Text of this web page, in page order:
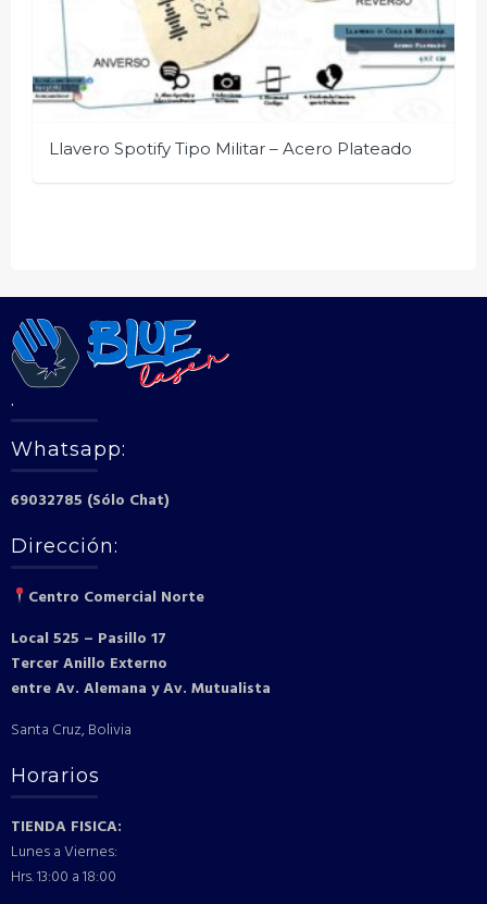
Llavero Spotify Tipo Militar – Acero Plateado
.
Whatsapp:
69032785 (Sólo Chat)
Dirección:
Centro Comercial Norte
Local 525 – Pasillo 17
Tercer Anillo Externo
entre Av. Alemana y Av. Mutualista
Santa Cruz, Bolivia
Horarios
TIENDA FISICA:
Lunes a Viernes:
Hrs. 13:00 a 18:00